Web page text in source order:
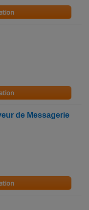
de Messagerie